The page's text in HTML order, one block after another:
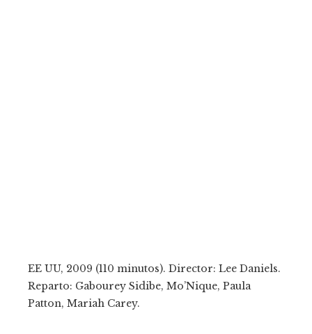
EE UU, 2009 (110 minutos). Director: Lee Daniels.
Reparto: Gabourey Sidibe, Mo’Nique, Paula
Patton, Mariah Carey.